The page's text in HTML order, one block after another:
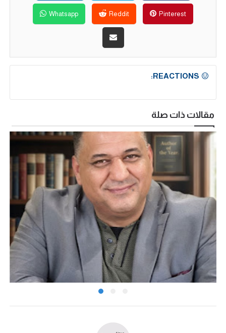
Pinterest
Reddit
Whatsapp
REACTIONS:
مقالات ذات صلة